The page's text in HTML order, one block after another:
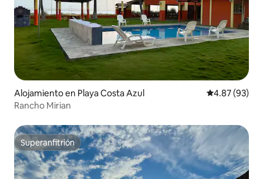
Alojamiento en Playa Costa Azul Calificación
4.87 (93)
Rancho Mirian
Superanfitrión
Superanfitrión